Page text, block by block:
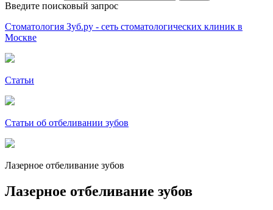
Введите поисковый запрос
Стоматология Зуб.ру - сеть стоматологических клиник в
Москве
Статьи
Статьи об отбеливании зубов
Лазерное отбеливание зубов
Лазерное отбеливание зубов